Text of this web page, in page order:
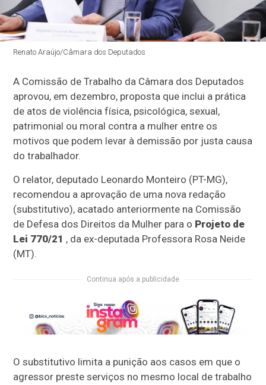
Renato Araújo/Câmara dos Deputados
A Comissão de Trabalho da Câmara dos Deputados
aprovou, em dezembro, proposta que inclui a prática
de atos de violência física, psicológica, sexual,
patrimonial ou moral contra a mulher entre os
motivos que podem levar à demissão por justa causa
do trabalhador.
O relator, deputado Leonardo Monteiro (PT-MG),
recomendou a aprovação de uma nova redação
(substitutivo), acatado anteriormente na Comissão
de Defesa dos Direitos da Mulher para o Projeto de
Lei 770/21 , da ex-deputada Professora Rosa Neide
(MT).
Continua após a publicidade
O substitutivo limita a punição aos casos em que o
agressor preste serviços no mesmo local de trabalho